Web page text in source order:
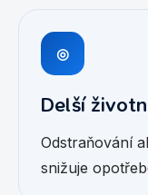
◎
Delší
Odstraňování
snižuje